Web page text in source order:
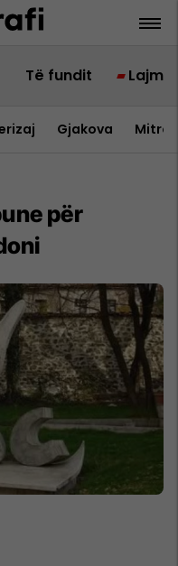
Të fundit Lajme
Gjakova
për